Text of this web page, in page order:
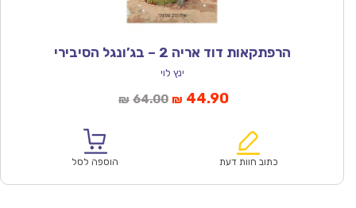
הרפתקאות דוד אריה 2 – בג’ונגל הסיבירי
ינץ לוי
₪ 64.00המחיר
₪64.00.
₪ 44.90המחיר
הוא:
כתוב חוות דעת הוספה לסל